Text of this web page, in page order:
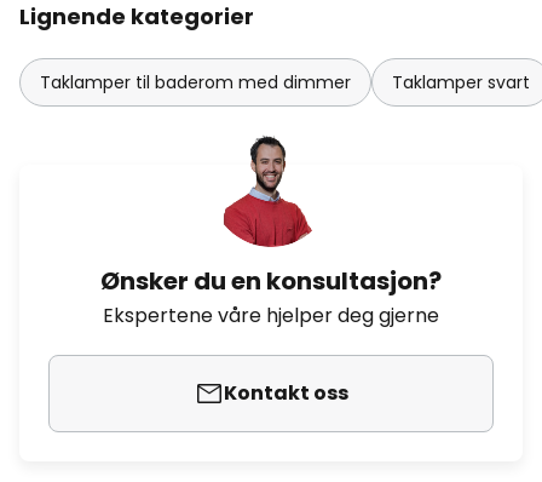
Lignende kategorier
Taklamper til baderom med dimmer Taklamper svart
Ønsker du en konsultasjon?
Ekspertene våre hjelper deg gjerne
Kontakt oss